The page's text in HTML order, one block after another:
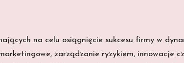
na celu osiągnięcie sukcesu firmy w
zarządzanie ryzykiem, innowacje